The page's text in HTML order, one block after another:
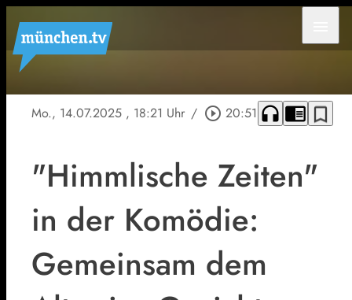
Mo., 14.07.2025 , 18:21 Uhr / play_circle_outline 20:51 headphones chrome_reader_mode bookmark_border
"Himmlische Zeiten"
in der Komödie:
Gemeinsam dem